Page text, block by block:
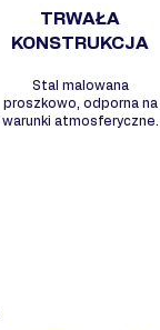
TRWAŁA
KONSTRUKCJA
Stal malowana
proszkowo, odporna na
warunki atmosferyczne.